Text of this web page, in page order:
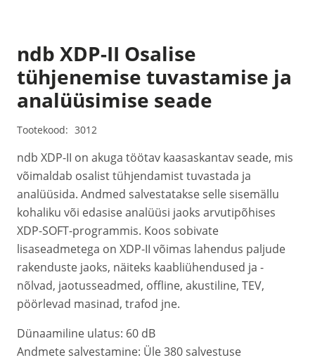
ndb XDP-II Osalise
tühjenemise tuvastamise ja
analüüsimise seade
Tootekood: 3012
ndb XDP-II on akuga töötav kaasaskantav seade, mis
võimaldab osalist tühjendamist tuvastada ja
analüüsida. Andmed salvestatakse selle sisemällu
kohaliku või edasise analüüsi jaoks arvutipõhises
XDP-SOFT-programmis. Koos sobivate
lisaseadmetega on XDP-II võimas lahendus paljude
rakenduste jaoks, näiteks kaabliühendused ja -
nõlvad, jaotusseadmed, offline, akustiline, TEV,
pöörlevad masinad, trafod jne.
Dünaamiline ulatus: 60 dB
Andmete salvestamine: Üle 380 salvestuse